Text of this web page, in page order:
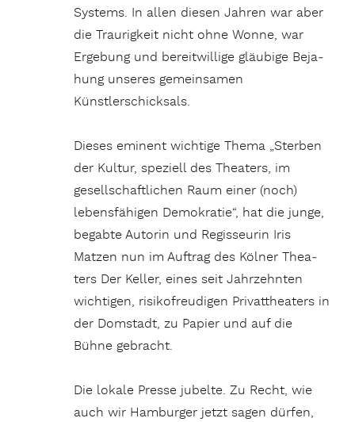
Systems. In allen diesen Jahren war aber
die Trau­rig­keit nicht ohne Wonne, war
Erge­bung und bereit­wil­lige gläu­bige Beja­
hung unseres gemein­samen
Künstlerschicksals.
Dieses eminent wich­tige Thema „Sterben
der Kultur, speziell des Thea­ters, im
gesell­schaft­li­chen Raum einer (noch)
lebens­fä­higen Demo­kratie“, hat die junge,
begabte Autorin und Regis­seurin Iris
Matzen nun im Auftrag des Kölner Thea­
ters Der Keller, eines seit Jahr­zehnten
wich­tigen, risi­ko­freu­digen Privat­thea­ters in
der Domstadt, zu Papier und auf die
Bühne gebracht.
Die lokale Presse jubelte. Zu Recht, wie
auch wir Hamburger jetzt sagen dürfen,